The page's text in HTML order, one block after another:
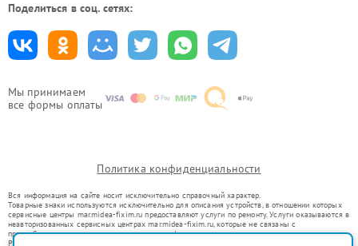
Мы принимаем
все формы оплаты
Поделиться в соц. сетях:
Политика конфиденциальности
Вся информация на сайте носит исключительно справочный характер.
Товарные знаки используются исключительно для описания устройств, в отношении которых
сервисные центры mar.midea-fixim.ru предоставляют услуги по ремонту. Услуги оказываются в
неавторизованных сервисных центрах mar.midea-fixim.ru, которые не связаны с
правообладателями товарных знаков или их официальными представителями.
Ремонт осуществляется для устройств, уже введенных в гражданский оборот в соответствии